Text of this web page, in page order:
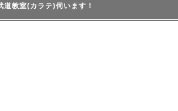
道教室(カラテ)伺います！